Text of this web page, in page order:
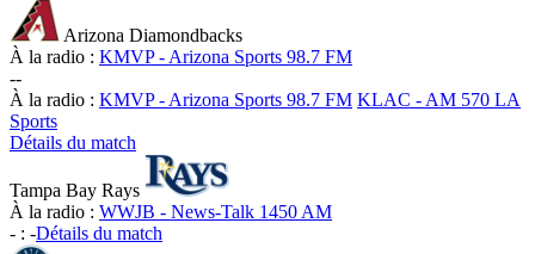
Arizona Diamondbacks
À la radio : KMVP - Arizona Sports 98.7 FM
--
À la radio : KMVP - Arizona Sports 98.7 FM KLAC - AM 570 LA
Sports
Détails du match
Tampa Bay Rays
À la radio : WWJB - News-Talk 1450 AM
- : -Détails du match